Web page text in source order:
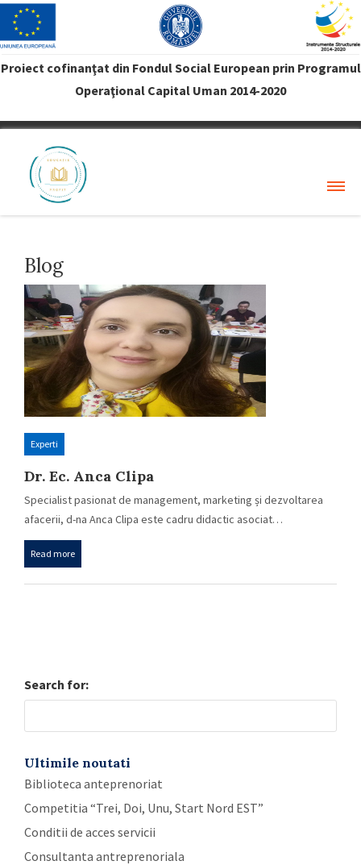
Proiect cofinanţat din Fondul Social European prin Programul
Operaţional Capital Uman 2014-2020
VREAU PROFIT
Blog
Experti
Dr. Ec. Anca Clipa
Specialist pasionat de management, marketing și dezvoltarea
afacerii, d-na Anca Clipa este cadru didactic asociat…
Read more
Search for:
Ultimile noutati
Biblioteca anteprenoriat
Competitia “Trei, Doi, Unu, Start Nord EST”
Conditii de acces servicii
Consultanta antreprenoriala